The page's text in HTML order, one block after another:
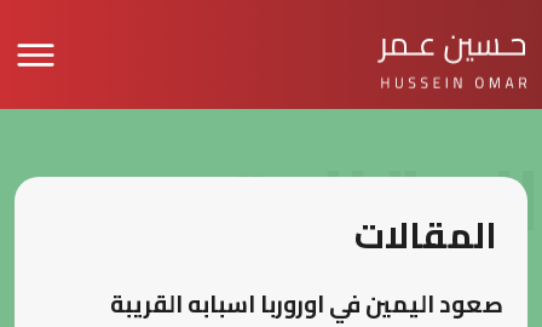
المقالات
المقالات
صعود اليمين في اوروربا اسبابه القريبة